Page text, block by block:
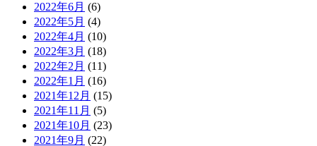
2022年6月 (6)
2022年5月 (4)
2022年4月 (10)
2022年3月 (18)
2022年2月 (11)
2022年1月 (16)
2021年12月 (15)
2021年11月 (5)
2021年10月 (23)
2021年9月 (22)